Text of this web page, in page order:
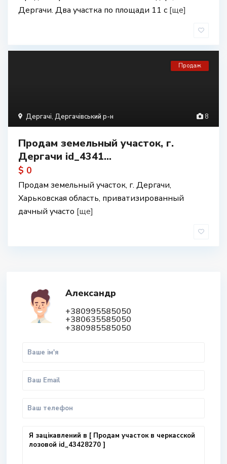
Дергачи. Два участка по площади 11 с [ще]
8
Дергачі, Дергачівський р-н
Продаж
Продам земельный участок, г.
Дергачи id_4341...
$ 0
Продам земельный участок, г. Дергачи,
Харьковская область, приватизированный
дачный участо [ще]
Александр
+380995585050
+380635585050
+380985585050